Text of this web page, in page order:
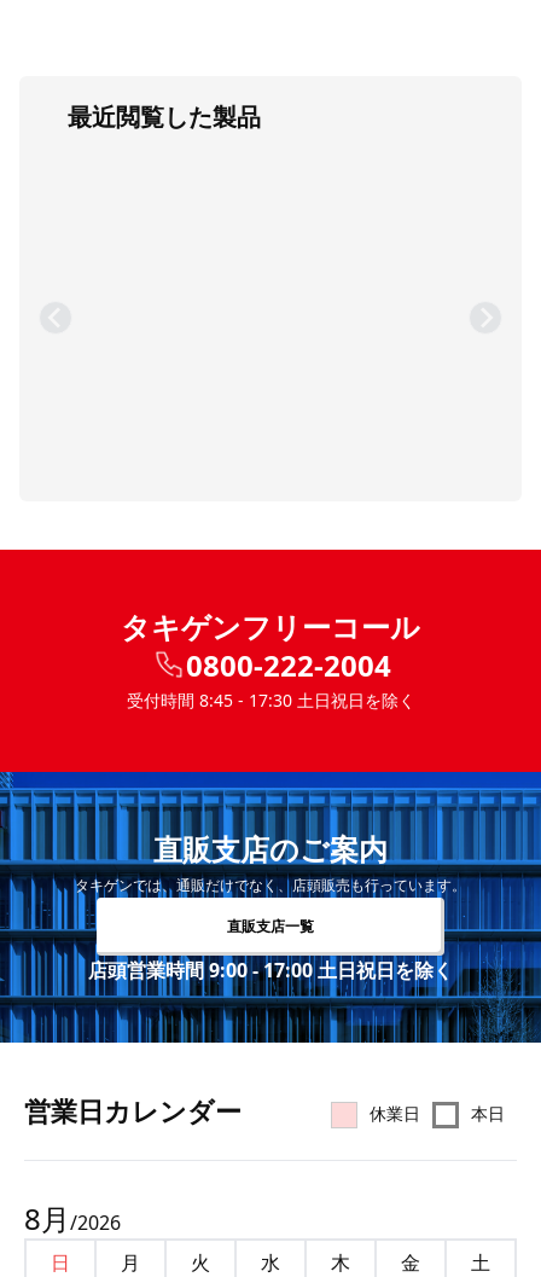
最近閲覧した製品
タキゲンフリーコール
0800-222-2004
受付時間 8:45 - 17:30 土日祝日を除く
直販支店のご案内
タキゲンでは、通販だけでなく、店頭販売も行っています。
直販支店一覧
店頭営業時間 9:00 - 17:00 土日祝日を除く
営業⽇カレンダー 休業日 本日
8月 /2026
日
月 火 水 木 金
土